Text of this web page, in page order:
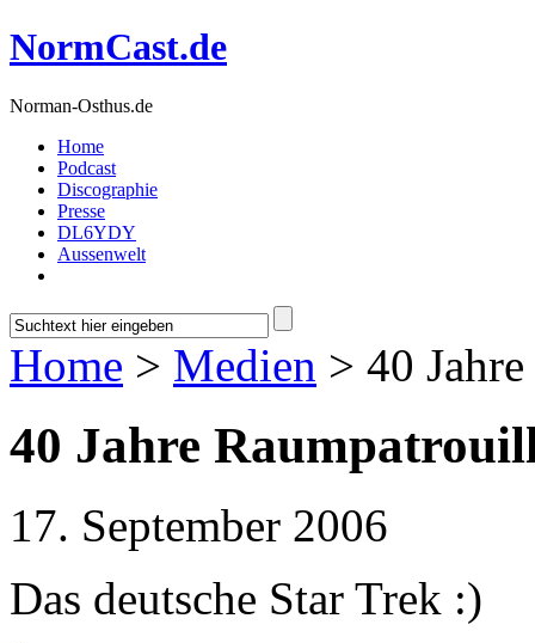
NormCast.de
Norman-Osthus.de
Home
Podcast
Discographie
Presse
DL6YDY
Aussenwelt
Home > Medien > 40
40 Jahre
17. September 2006
Das deutsche Star Trek :)